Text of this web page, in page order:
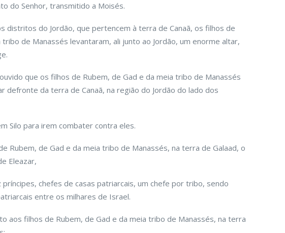
do Senhor, transmitido a Moisés.
distritos do Jordão, que pertencem à terra de Canaã, os filhos de
tribo de Manassés levantaram, ali junto ao Jordão, um enorme altar,
que os filhos de Rubem, de Gad e da meia tribo de Manassés
defronte da terra de Canaã, na região do Jordão do lado dos
Silo para irem combater contra eles.
Rubem, de Gad e da meia tribo de Manassés, na terra de Galaad, o
Eleazar,
chefes de casas patriarcais, um chefe por tribo, sendo
entre os milhares de Israel.
aos filhos de Rubem, de Gad e da meia tribo de Manassés, na terra